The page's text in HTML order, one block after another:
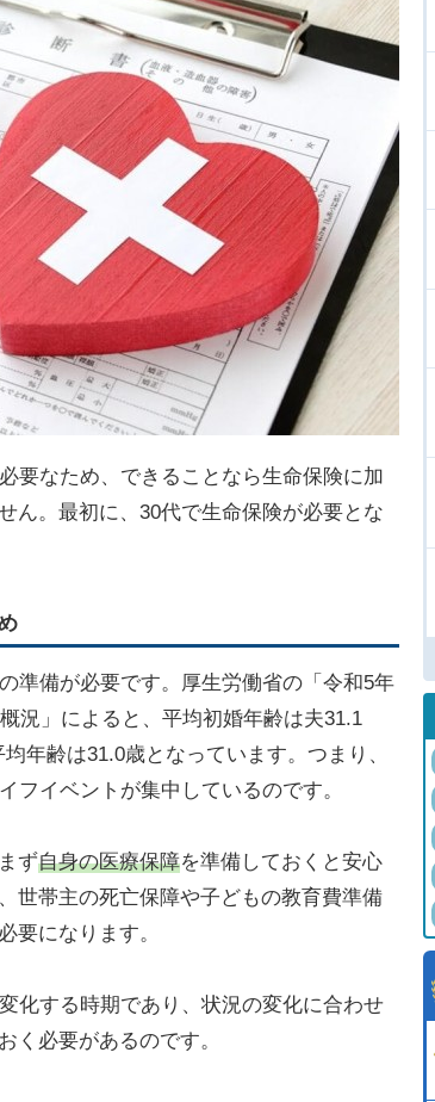
要なため、できることなら生命保険に加
ん。最初に、30代で生命保険が必要とな
準備が必要です。厚生労働省の「令和5年
況」によると、平均初婚年齢は夫31.1
年齢は31.0歳となっています。つまり、
フイベントが集中しているのです。
ず自身の医療保障を準備しておくと安心
世帯主の死亡保障や子どもの教育費準備
要になります。
化する時期であり、状況の変化に合わせ
く必要があるのです。